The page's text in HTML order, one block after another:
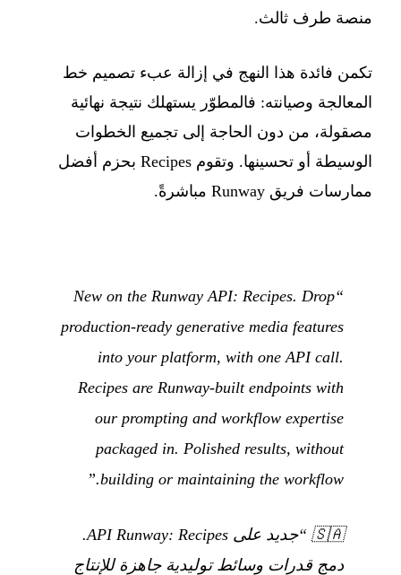
منصة طرف ثالث.
تكمن فائدة هذا النهج في إزالة عبء تصميم خط
المعالجة وصيانته: فالمطوّر يستهلك نتيجة نهائية
مصقولة، من دون الحاجة إلى تجميع الخطوات
الوسيطة أو تحسينها. وتقوم Recipes بحزم أفضل
ممارسات فريق Runway مباشرةً.
“New on the Runway API: Recipes. Drop
production-ready generative media features
into your platform, with one API call.
Recipes are Runway-built endpoints with
our prompting and workflow expertise
packaged in. Polished results, without
building or maintaining the workflow.”
🇸🇦
“جديد على API Runway: Recipes.
دمج قدرات وسائط توليدية جاهزة للإنتاج